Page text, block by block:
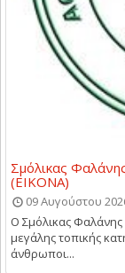
Σμόλικας
(ΕΙΚΟΝΑ)
09 Αυγούστου
Ο Σμόλικας Φαλάνης
μεγάλης τοπικής
άνθρωποι...